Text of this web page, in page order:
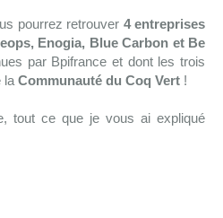
pourrez retrouver 4 entreprises
Enogia, Blue Carbon et Be
par Bpifrance et dont les trois
la Communauté du Coq Vert !
tout ce que je vous ai expliqué